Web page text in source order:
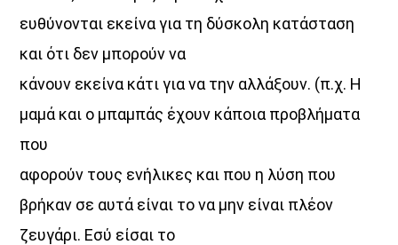
ευθύνονται εκείνα για τη δύσκολη κατάσταση
και ότι δεν μπορούν να
κάνουν εκείνα κάτι για να την αλλάξουν. (π.χ. Η
μαμά και ο μπαμπάς έχουν κάποια προβλήματα
που
αφορούν τους ενήλικες και που η λύση που
βρήκαν σε αυτά είναι το να μην είναι πλέον
ζευγάρι. Εσύ είσαι το